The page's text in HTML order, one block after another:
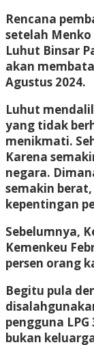
Rencana
setelah
Luhut Binsar
akan
Agustus 2024.
Luhut
yang tidak
menikmati.
Karena
negara.
semakin
kepentingan
Sebelumnya,
Kemenkeu
persen orang
Begitu pula
pengguna
bukan